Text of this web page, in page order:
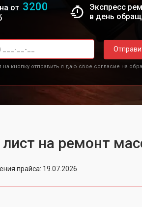
от 3200
Экспресс
в день
на кнопку отправить я даю свое согласие на
на ремонт
прайса: 19.07.2026